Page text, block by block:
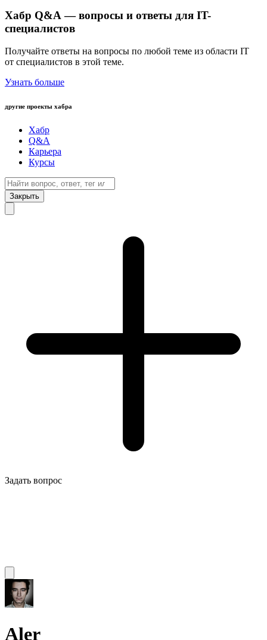
Хабр Q&A — вопросы и ответы для IT-
специалистов
Получайте ответы на вопросы по любой теме из области IT
от специалистов в этой теме.
Узнать больше
другие проекты хабра
Хабр
Q&A
Карьера
Курсы
Закрыть
Задать вопрос
Aler